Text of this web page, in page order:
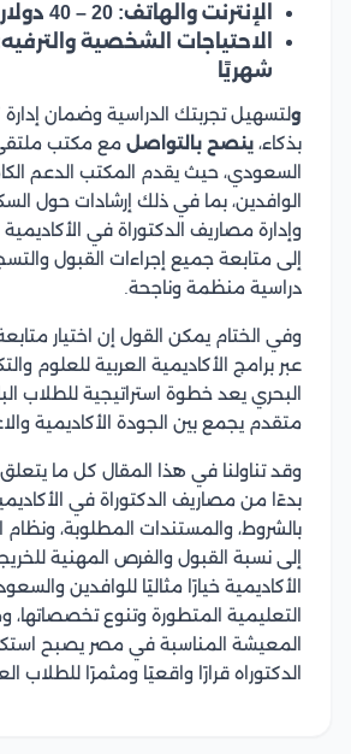
الإنترنت والهاتف: 20 – 40 دولار شهريًا
شهريًا
ولتسهيل تجربتك الدراسية وضمان
بذكاء، ينصح بالتواصل مع مكتب
السعودي، حيث يقدم المكتب الدعم
الوافدين، بما في ذلك إرشادات حول
وإدارة مصاريف الدكتوراة في الأكاديمية
إلى متابعة جميع إجراءات القبول
دراسية منظمة وناجحة.
وفي الختام يمكن القول إن اختيار متابعة
عبر برامج الأكاديمية العربية للعلوم
البحري يعد خطوة استراتيجية للطلاب
متقدم يجمع بين الجودة الأكاديمية
وقد تناولنا في هذا المقال كل ما يتعلق
بدءًا من مصاريف الدكتوراة في
بالشروط، والمستندات المطلوبة، ونظام
إلى نسبة القبول والفرص المهنية
الأكاديمية خيارًا مثاليًا للوافدين
التعليمية المتطورة وتنوع تخصصاتها،
المعيشة المناسبة في مصر يصبح
الدكتوراه قرارًا واقعيًا ومثمرًا للطلاب